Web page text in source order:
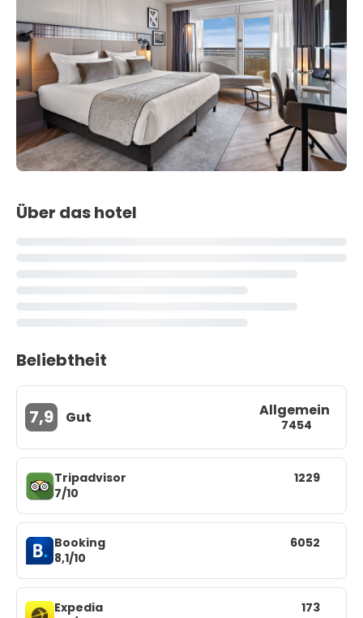
Über das hotel
Beliebtheit
7,9 Gut Allgemein
7454
Tripadvisor
7/10
1229
Booking
8,1/10
6052
Expedia
173